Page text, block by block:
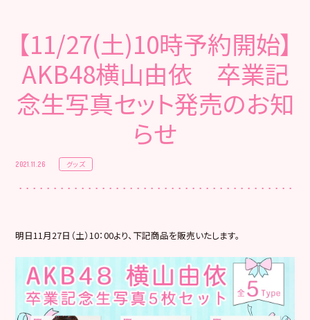
【11/27(土)10時予約開始】
AKB48横山由依 卒業記
念生写真セット発売のお知
らせ
2021.11.26 グッズ
明日11月27日（土）10：00より、下記商品を販売いたします。